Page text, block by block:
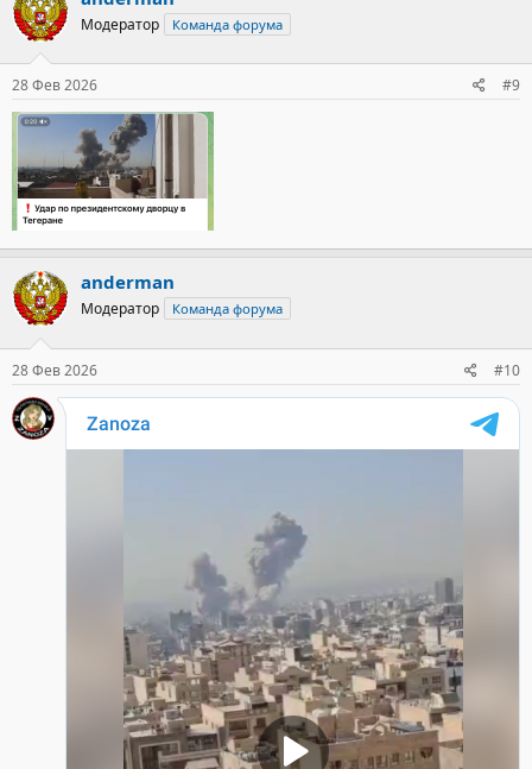
Модератор Команда форума
28 Фев 2026 #9
anderman
Модератор Команда форума
28 Фев 2026 #10